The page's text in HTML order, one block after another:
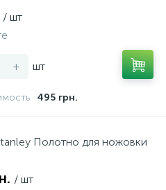
/ шт
+ шт
495 грн.
Полотно для ножовки
/ шт